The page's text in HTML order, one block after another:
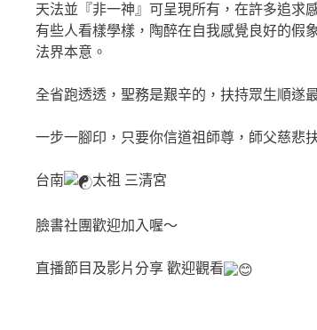
天法並『非一神』可呈現所有，在許多追求
有些人看樣學樣，陶醉在自我感覺良好的假
法界本意。
全省跑透透，聖務是艱辛的，扶持眾生順遂
一步一腳印，只要你信道祖師尊，師父慈悲
台南 太祖 三清宮
臉書社團歡迎加入喔～
直播節目及影片分享 歡迎觀看